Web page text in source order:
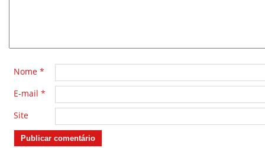
Nome *
E-mail *
Site